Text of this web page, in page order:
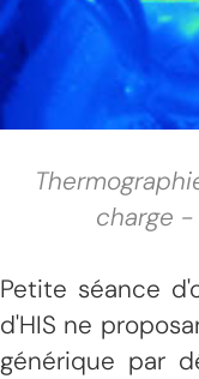
charge
Petite séance
d'HIS ne
générique par